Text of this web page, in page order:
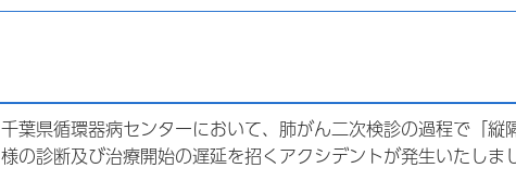
千葉県循環器病センターにおいて、肺がん二次検診の過程で「縦
様の診断及び治療開始の遅延を招くアクシデントが発生いたしま